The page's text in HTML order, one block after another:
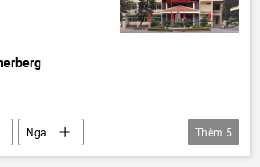
Nga
Nga
Tác giả
Thêm 5